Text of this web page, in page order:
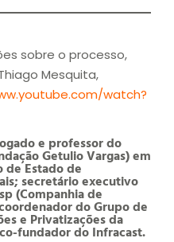
sobre o processo,
Mesquita,
watch?
e professor do
Getulio Vargas) em
de Estado de
secretário executivo
(Companhia de
do Grupo de
e Privatizações da
fundador do Infracast.